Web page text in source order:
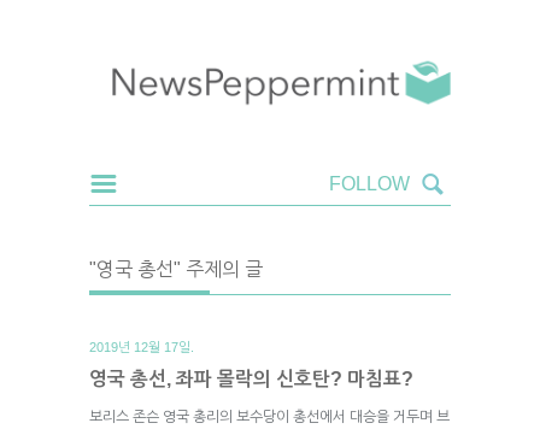
"영국 총선" 주제의 글
2019년 12월 17일.
영국 총선, 좌파 몰락의 신호탄? 마침표?
보리스 존슨 영국 총리의 보수당이 총선에서 대승을 거두며 브